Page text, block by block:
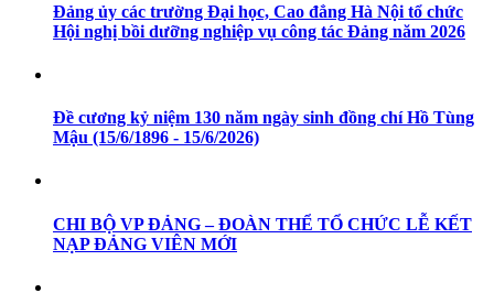
Đảng ủy các trường Đại học, Cao đẳng Hà Nội tổ chức
Hội nghị bồi dưỡng nghiệp vụ công tác Đảng năm 2026
Đề cương kỷ niệm 130 năm ngày sinh đồng chí Hồ Tùng
Mậu (15/6/1896 - 15/6/2026)
CHI BỘ VP ĐẢNG – ĐOÀN THỂ TỔ CHỨC LỄ KẾT
NẠP ĐẢNG VIÊN MỚI